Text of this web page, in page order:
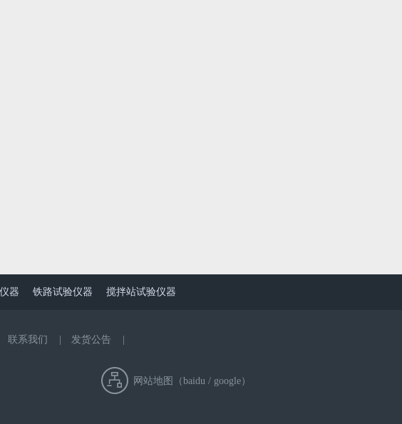
器 铁路试验仪器 搅拌站试验仪器
联系我们 发货公告
网站地图（baidu / google）